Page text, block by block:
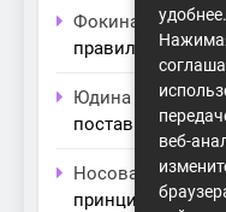
Фокина Невак
правильный
Юдина Ивонак
поставщиками
Носова Агатак
принципы
удобнее.
веб-